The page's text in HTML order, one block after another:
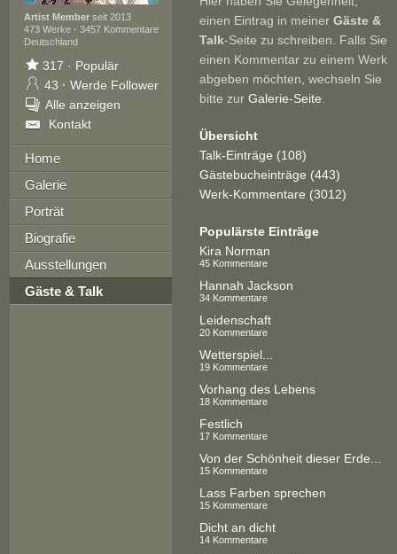
Artist Memberseit 2013
473 Werke · 3457 Kommentare
Deutschland
317 · Populär
43 · Werde Follower
Alle anzeigen
Kontakt
Home
Galerie
Porträt
Biografie
Ausstellungen
Gäste & Talk
einen Eintrag in meiner Gäste &
Talk-Seite zu schreiben. Falls Sie
einen Kommentar zu einem Werk
abgeben möchten, wechseln Sie
bitte zur Galerie-Seite
Übersicht
Talk-Einträge (108)
Gästebucheinträge (443)
Werk-Kommentare (3012)
Populärste Einträge
Kira Norman
45 Kommentare
Hannah Jackson
34 Kommentare
Leidenschaft
20 Kommentare
Wetterspiel...
19 Kommentare
Vorhang des Lebens
18 Kommentare
Festlich
17 Kommentare
Von der Schönheit dieser Erde...
15 Kommentare
Lass Farben sprechen
15 Kommentare
Dicht an dicht
14 Kommentare